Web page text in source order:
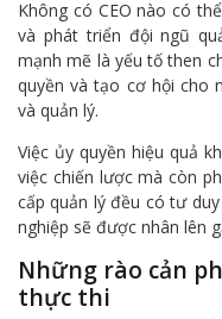
Không có CEO nào có
và phát triển đội ngũ
mạnh mẽ là yếu tố then
quyền và tạo cơ hội cho
và quản lý.
Việc ủy quyền hiệu quả
việc chiến lược mà còn
cấp quản lý đều có tư
nghiệp sẽ được nhân lên
Những rào cản
thực thi